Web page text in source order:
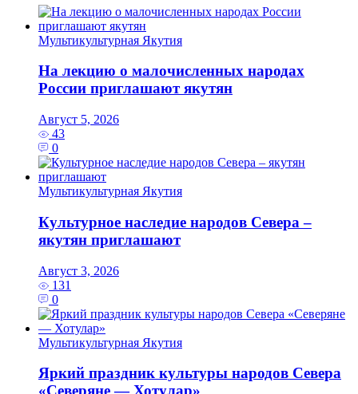
Мультикультурная Якутия
На лекцию о малочисленных народах
России приглашают якутян
Август 5, 2026
43
0
Мультикультурная Якутия
Культурное наследие народов Севера –
якутян приглашают
Август 3, 2026
131
0
Мультикультурная Якутия
Яркий праздник культуры народов Севера
«Северяне — Хотулар»